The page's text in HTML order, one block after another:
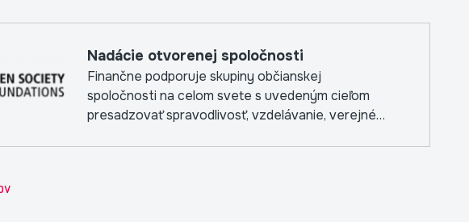
Nadácie otvorenej spoločnosti
Finančne podporuje skupiny občianskej
spoločnosti na celom svete s uvedeným cieľom
presadzovať spravodlivosť, vzdelávanie, verejné